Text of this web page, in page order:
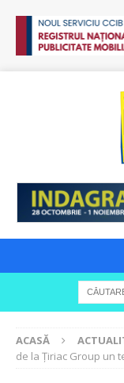
ACASĂ
de la Țiriac Group un